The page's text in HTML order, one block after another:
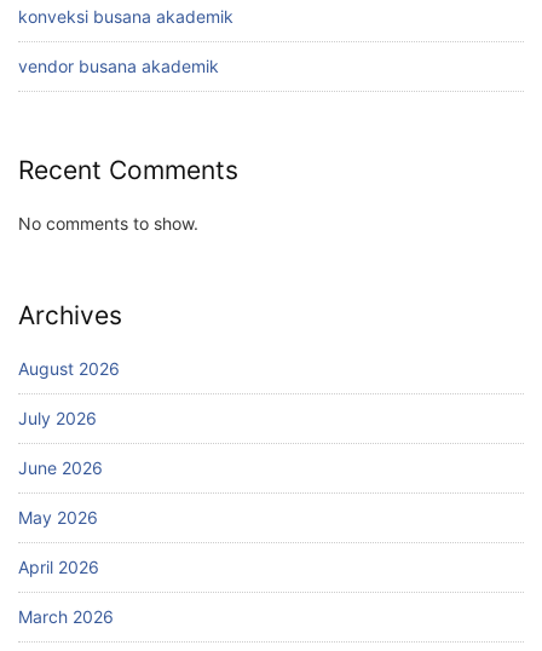
konveksi busana akademik
vendor busana akademik
Recent Comments
No comments to show.
Archives
August 2026
July 2026
June 2026
May 2026
April 2026
March 2026